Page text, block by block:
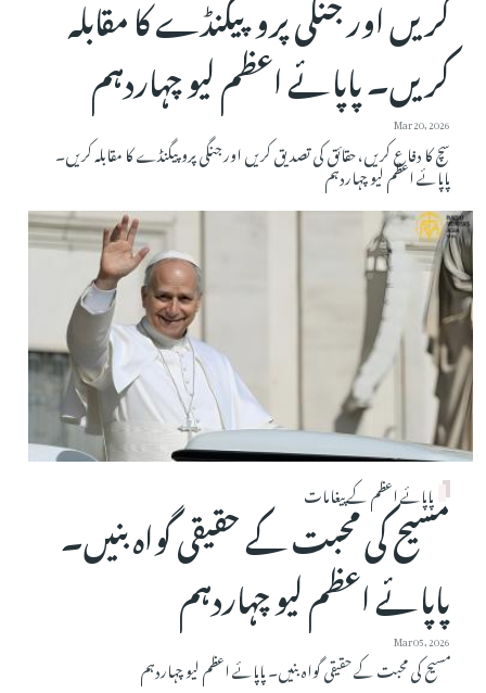
کریں اور جنگی پروپیگنڈے کا مقابلہ
کریں۔ پاپائے اعظم لیو چہاردہم
Mar 20, 2026
سچ کا دفاع کریں، حقائق کی تصدیق کریں اور جنگی پروپیگنڈے کا مقابلہ کریں۔
پاپائے اعظم لیو چہاردہم
پاپائے اعظم کے پیغامات
مسیح کی محبت کے حقیقی گواہ بنیں۔
پاپائے اعظم لیو چہاردہم
Mar 05, 2026
مسیح کی محبت کے حقیقی گواہ بنیں۔ پاپائے اعظم لیو چہاردہم